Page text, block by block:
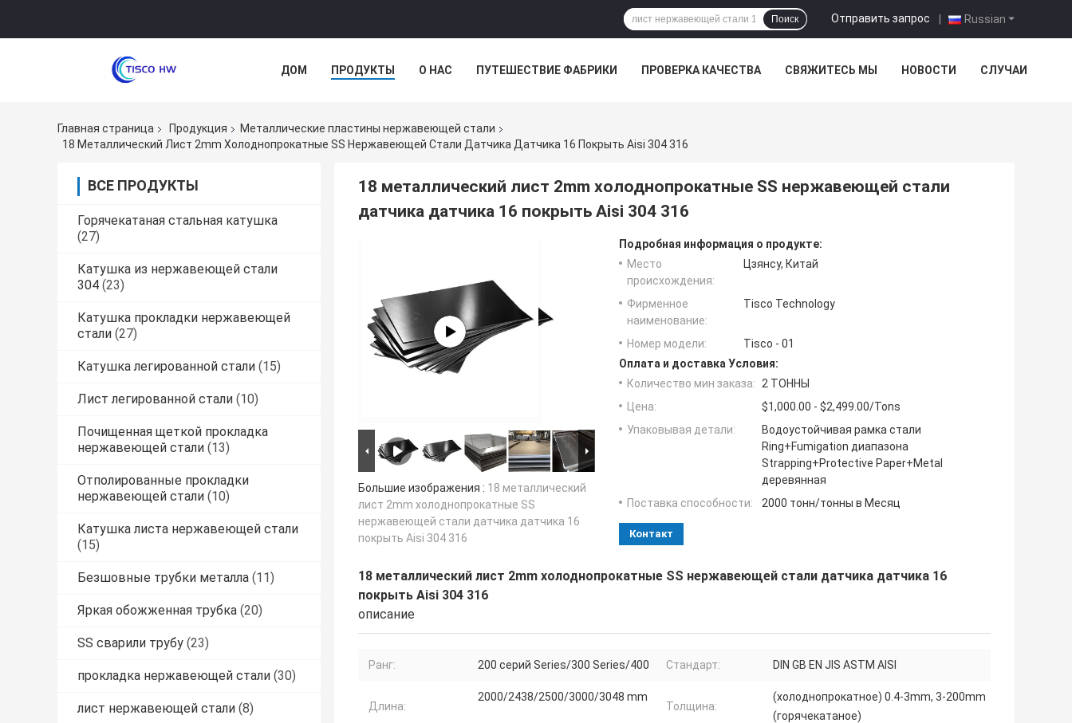
Russian
Отправить запрос |
Поиск
ДОМ ПРОДУКТЫ О НАС ПУТЕШЕСТВИЕ ФАБРИКИ ПРОВЕРКА КАЧЕСТВА СВЯЖИТЕСЬ МЫ НОВОСТИ СЛУЧАИ
Главная страница Продукция
Металлические пластины нержавеющей стали
18 Металлический Лист 2mm Холоднопрокатные SS Нержавеющей Стали Датчика Датчика 16 Покрыть Aisi 304 316
ВСЕ ПРОДУКТЫ
Горячекатаная стальная катушка
(27)
Катушка из нержавеющей стали
304 (23)
Катушка прокладки нержавеющей
стали (27)
Катушка легированной стали (15)
Лист легированной стали (10)
Почищенная щеткой прокладка
нержавеющей стали (13)
Отполированные прокладки
нержавеющей стали (10)
Катушка листа нержавеющей стали
(15)
Безшовные трубки металла (11)
Яркая обожженная трубка (20)
SS сварили трубу (23)
прокладка нержавеющей стали (30)
лист нержавеющей стали (8)
18 металлический лист 2mm холоднопрокатные SS нержавеющей стали
датчика датчика 16 покрыть Aisi 304 316
Большие изображения : 18 металлический
лист 2mm холоднопрокатные SS
нержавеющей стали датчика датчика 16
покрыть Aisi 304 316
Подробная информация о продукте:
Место
происхождения:
Цзянсу, Китай
Фирменное
наименование:
Tisco Technology
Номер модели:
Tisco - 01
Оплата и доставка Условия:
Количество мин заказа:
2 ТОННЫ
Цена:
$1,000.00 - $2,499.00/Tons
Упаковывая детали:
Водоустойчивая рамка стали
Ring+Fumigation диапазона
Strapping+Protective Paper+Metal
деревянная
Поставка способности:
2000 тонн/тонны в Месяц
Контакт
18 металлический лист 2mm холоднопрокатные SS нержавеющей стали датчика датчика 16
покрыть Aisi 304 316
описание
Ранг: 200 серий Series/300 Series/400 Стандарт: DIN GB EN JIS ASTM AISI
Длина:
2000/2438/2500/3000/3048 mm
Толщина:
(холоднопрокатное) 0.4-3mm, 3-200mm
(горячекатаное)